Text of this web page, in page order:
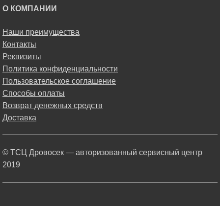
О КОМПАНИИ
Наши преимущества
Контакты
Реквизиты
Политика конфиденциальности
Пользовательское соглашение
Способы оплаты
Возврат денежных средств
Доставка
© ТСЦ Дровосек — авторизованный сервисный центр
2019